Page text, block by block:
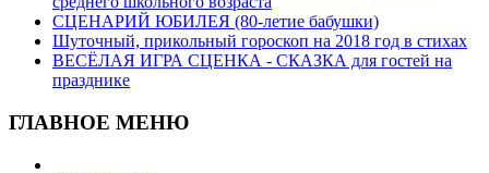
СЦЕНАРИЙ ЮБИЛЕЯ (80-летие бабушки)
Шуточный, прикольный гороскоп на 2018 год в стихах
ВЕСЁЛАЯ ИГРА СЦЕНКА - СКАЗКА для гостей на
празднике
ГЛАВНОЕ МЕНЮ